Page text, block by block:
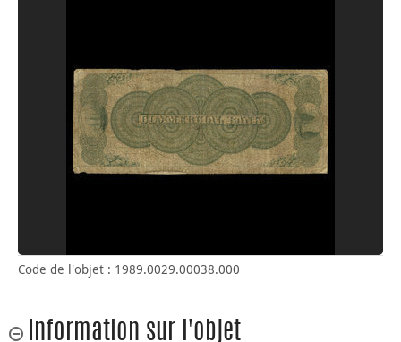
Code de l'objet : 1989.0029.00038.000
Information sur l'objet